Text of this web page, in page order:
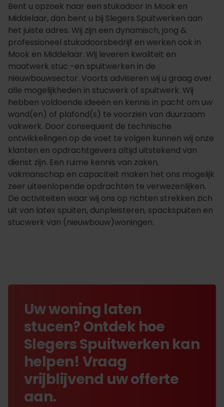
Bent u opzoek naar een stukadoor in Mook en
Middelaar, dan bent u bij Slegers Spuitwerken aan
het juiste adres. Wij zijn een dynamisch, jong &
professioneel stukadoorsbedrijf en werken ook in
Mook en Middelaar. Wij leveren kwaliteit en
maatwerk stuc -en spuitwerken in de
nieuwbouwsector. Voorts adviseren wij u graag over
alle mogelijkheden in stucwerk of spuitwerk. Wij
hebben voldoende ideeën en kennis in pacht om uw
wand(en) of plafond(s) te voorzien van duurzaam
vakwerk. Door consequent de technische
ontwikkelingen op de voet te volgen kunnen wij onze
klanten en opdrachtgevers altijd uitstekend van
dienst zijn. Een ruime kennis van zaken,
vakmanschap en capaciteit maken het ons mogelijk
zeer uiteenlopende opdrachten te verwezenlijken.
De activiteiten waar wij ons op richten strekken zich
uit van latex spuiten, dunpleisteren, spackspuiten en
stucwerk van (nieuwbouw)woningen.
Uw woning laten
stucen? Ontdek hoe
Slegers Spuitwerken kan
helpen! Vraag
vrijblijvend uw offerte
aan.